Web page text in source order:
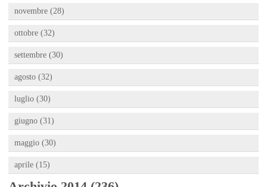
novembre (28)
ottobre (32)
settembre (30)
agosto (32)
luglio (30)
giugno (31)
maggio (30)
aprile (15)